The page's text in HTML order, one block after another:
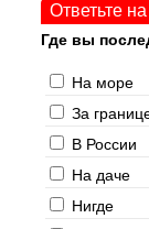
Ответьте
Где вы
На море
За
В России
На даче
Нигде